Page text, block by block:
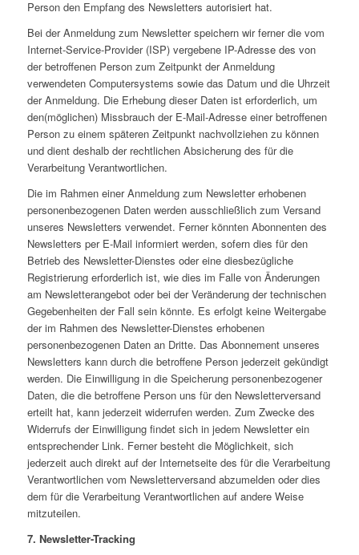
Person den Empfang des Newsletters autorisiert hat.
Bei der Anmeldung zum Newsletter speichern wir ferner die vom
Internet-Service-Provider (ISP) vergebene IP-Adresse des von
der betroffenen Person zum Zeitpunkt der Anmeldung
verwendeten Computersystems sowie das Datum und die Uhrzeit
der Anmeldung. Die Erhebung dieser Daten ist erforderlich, um
den(möglichen) Missbrauch der E-Mail-Adresse einer betroffenen
Person zu einem späteren Zeitpunkt nachvollziehen zu können
und dient deshalb der rechtlichen Absicherung des für die
Verarbeitung Verantwortlichen.
Die im Rahmen einer Anmeldung zum Newsletter erhobenen
personenbezogenen Daten werden ausschließlich zum Versand
unseres Newsletters verwendet. Ferner könnten Abonnenten des
Newsletters per E-Mail informiert werden, sofern dies für den
Betrieb des Newsletter-Dienstes oder eine diesbezügliche
Registrierung erforderlich ist, wie dies im Falle von Änderungen
am Newsletterangebot oder bei der Veränderung der technischen
Gegebenheiten der Fall sein könnte. Es erfolgt keine Weitergabe
der im Rahmen des Newsletter-Dienstes erhobenen
personenbezogenen Daten an Dritte. Das Abonnement unseres
Newsletters kann durch die betroffene Person jederzeit gekündigt
werden. Die Einwilligung in die Speicherung personenbezogener
Daten, die die betroffene Person uns für den Newsletterversand
erteilt hat, kann jederzeit widerrufen werden. Zum Zwecke des
Widerrufs der Einwilligung findet sich in jedem Newsletter ein
entsprechender Link. Ferner besteht die Möglichkeit, sich
jederzeit auch direkt auf der Internetseite des für die Verarbeitung
Verantwortlichen vom Newsletterversand abzumelden oder dies
dem für die Verarbeitung Verantwortlichen auf andere Weise
mitzuteilen.
7. Newsletter-Tracking